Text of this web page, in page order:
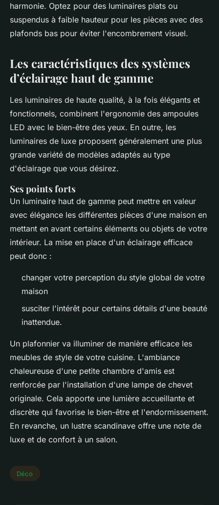
harmonie. Optez pour des luminaires plats ou
suspendus à faible hauteur pour les pièces avec des
plafonds bas pour éviter l'encombrement visuel.
Les caractéristiques des systèmes
d’éclairage haut de gamme
Les luminaires de haute qualité, à la fois élégants et
fonctionnels, combinent l'ergonomie des ampoules
LED avec le bien-être des yeux. En outre, les
luminaires de luxe proposent généralement une plus
grande variété de modèles adaptés au type
d'éclairage que vous désirez.
Ses points forts
Un luminaire haut de gamme peut mettre en valeur
avec élégance les différentes pièces d'une maison en
mettant en avant certains éléments ou objets de votre
intérieur. La mise en place d'un éclairage efficace
peut donc :
changer votre perception du style global de votre
maison
susciter l'intérêt pour certains détails d'une beauté
inattendue.
Un plafonnier va illuminer de manière efficace les
meubles de style de votre cuisine. L'ambiance
chaleureuse d'une petite chambre d'amis est
renforcée par l'installation d'une lampe de chevet
originale. Cela apporte une lumière accueillante et
discrète qui favorise le bien-être et l'endormissement.
En revanche, un lustre scandinave offre une note de
luxe et de confort à un salon.
Déco